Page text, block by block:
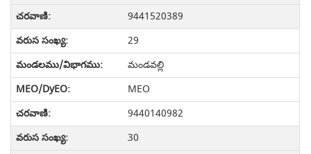
9441520389
29
మండవల్లి
MEO
9440140982
30